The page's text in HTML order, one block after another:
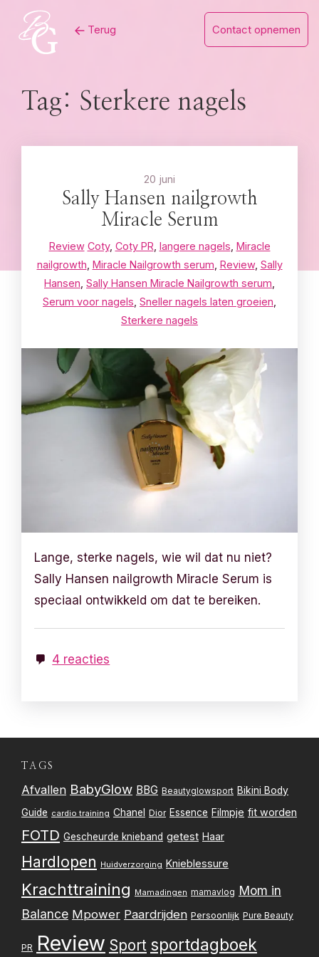
content
Terug Contact opnemen
Tag: Sterkere nagels
20 juni
Sally Hansen nailgrowth
Miracle Serum
Review Coty, Coty PR langere nagels Miracle
nailgrowth Miracle Nailgrowth serum Review, Sally
Hansen Sally Hansen Miracle Nailgrowth serum
Serum voor nagels Sneller nagels laten groeien
Sterkere nagels
Lange, sterke nagels, wie wil dat nu niet?
Sally Hansen nailgrowth Miracle Serum is
speciaal ontwikkeld om dat te bereiken.
4 reacties
TAGS
Afvallen BabyGlow BBG Beautyglowsport Bikini Body
Guide cardio training Chanel Dior Essence Filmpje fit worden
FOTD Gescheurde knieband getest Haar
Hardlopen Huidverzorging Knieblessure
Krachttraining Mamadingen mamavlog Mom in
Balance Mpower Paardrijden Persoonlijk Pure Beauty
PR Review Sport sportdagboek